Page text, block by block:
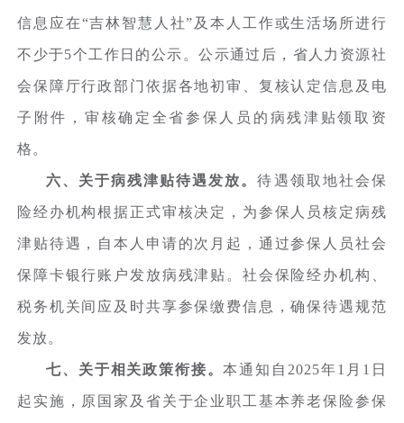
信息应在“吉林智慧人社”及本人工作或生活场所进行
不少于5个工作日的公示。公示通过后，省人力资源社
会保障厅行政部门依据各地初审、复核认定信息及电
子附件，审核确定全省参保人员的病残津贴领取资
格。
六、关于病残津贴待遇发放。待遇领取地社会保
险经办机构根据正式审核决定，为参保人员核定病残
津贴待遇，自本人申请的次月起，通过参保人员社会
保障卡银行账户发放病残津贴。社会保险经办机构、
税务机关间应及时共享参保缴费信息，确保待遇规范
发放。
七、关于相关政策衔接。本通知自2025年1月1日
起实施，原国家及省关于企业职工基本养老保险参保